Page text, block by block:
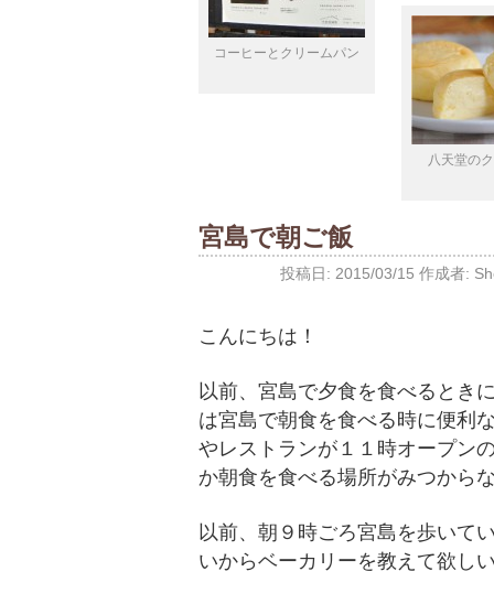
コーヒーとクリームパン
八天堂の
宮島で朝ご飯
投稿日: 2015/03/15 作成者:
こんにちは！
以前、宮島で夕食を食べるとき
は宮島で朝食を食べる時に便利
やレストランが１１時オープン
か朝食を食べる場所がみつから
以前、朝９時ごろ宮島を歩いて
いからベーカリーを教えて欲し